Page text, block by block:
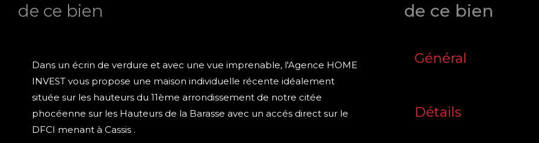
de ce bien
Dans un écrin de verdure et avec une vue imprenable, l'Agence HOME
INVEST vous propose une maison individuelle récente idéalement
située sur les hauteurs du 11ème arrondissement de notre citée
phocéenne sur les Hauteurs de la Barasse avec un accés direct sur le
DFCI menant à Cassis .
de ce bien
Général
Détails